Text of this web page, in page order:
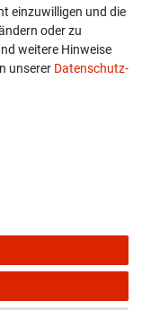
zzgl.Versandkosten
einzuwilligen und die
oder zu
weitere Hinweise
unserer Daten­schutz­